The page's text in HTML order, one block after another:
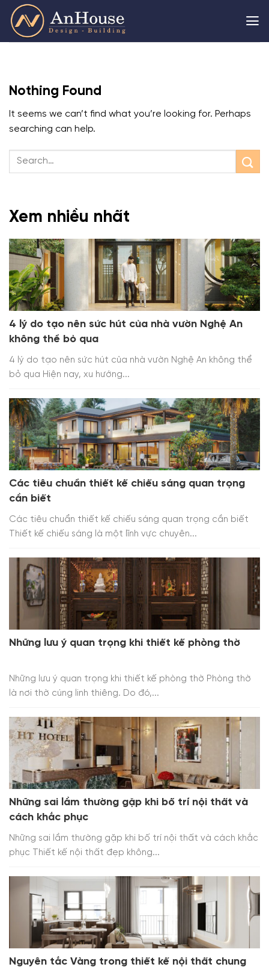
Skip
content
Nothing Found
It seems we can’t find what you’re looking for. Perhaps
searching can help.
Xem nhiều nhất
4 lý do tạo nên sức hút của nhà vườn Nghệ An
không thể bỏ qua
4 lý do tạo nên sức hút của nhà vườn Nghệ An không thể
bỏ qua Hiện nay, xu hướng...
Các tiêu chuẩn thiết kế chiếu sáng quan trọng
cần biết
Các tiêu chuẩn thiết kế chiếu sáng quan trọng cần biết
Thiết kế chiếu sáng là một lĩnh vực chuyên...
Những lưu ý quan trọng khi thiết kế phòng thờ
Những lưu ý quan trọng khi thiết kế phòng thờ Phòng thờ
là nơi thờ cúng linh thiêng. Do đó,...
Những sai lầm thường gặp khi bố trí nội thất và
cách khắc phục
Những sai lầm thường gặp khi bố trí nội thất và cách khắc
phục Thiết kế nội thất đẹp không...
Nguyên tắc Vàng trong thiết kế nội thất chung